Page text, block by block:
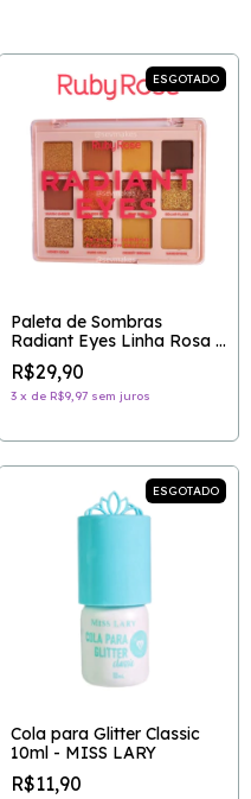
ESGOTADO
Paleta de Sombras
Radiant Eyes Linha Rosa -
RUBY ROSE
R$29,90
3 x de R$9,97 sem juros
ESGOTADO
Cola para Glitter Classic
10ml - MISS LARY
R$11,90